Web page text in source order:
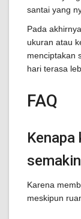
santai yang
Pada
ukuran atau
menciptakan
hari terasa
FAQ
Karena
meskipun